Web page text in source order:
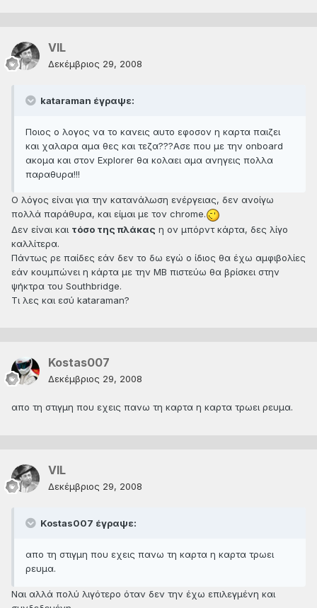
VIL
Δεκέμβριος 29, 2008
kataraman έγραψε:
Ποιος ο λογος να το κανεις αυτο εφοσον η καρτα παιζει
και χαλαρα αμα θες και τεζα???Ασε που με την onboard
ακομα και στον Explorer θα κολαει αμα ανηγεις πολλα
παραθυρα!!!
Ο λόγος είναι για την κατανάλωση ενέργειας, δεν ανοίγω
πολλά παράθυρα, και είμαι με τον chrome.
Δεν είναι και τόσο της πλάκας η ον μπόρντ κάρτα, δες λίγο
καλλίτερα.
Πάντως ρε παίδες εάν δεν το δω εγώ ο ίδιος θα έχω αμφιβολίες
εάν κουμπώνει η κάρτα με την ΜΒ πιστεύω θα βρίσκει στην
ψήκτρα του Southbridge.
Τι λες και εσύ kataraman?
Kostas007
Δεκέμβριος 29, 2008
απο τη στιγμη που εχεις πανω τη καρτα η καρτα τρωει ρευμα.
VIL
Δεκέμβριος 29, 2008
Kostas007 έγραψε:
απο τη στιγμη που εχεις πανω τη καρτα η καρτα τρωει
ρευμα.
Ναι αλλά πολύ λιγότερο όταν δεν την έχω επιλεγμένη και